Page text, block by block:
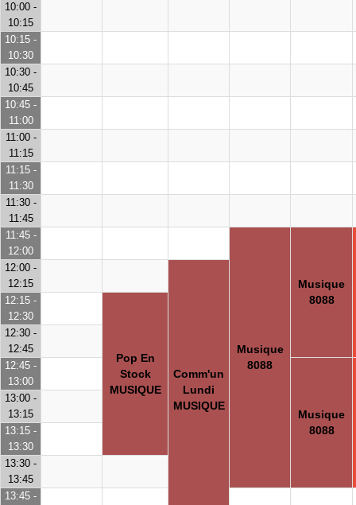
10:00 -
10:15
10:15 -
10:30
10:30 -
10:45
10:45 -
11:00
11:00 -
11:15
11:15 -
11:30
11:30 -
11:45
11:45 -
12:00
Musique
8088
Musique
8088
12:00 -
12:15
Comm'un
Lundi
MUSIQUE
12:15 -
12:30
Pop En
Stock
MUSIQUE
12:30 -
12:45
12:45 -
13:00
Musique
8088
13:00 -
13:15
13:15 -
13:30
13:30 -
13:45
13:45 -